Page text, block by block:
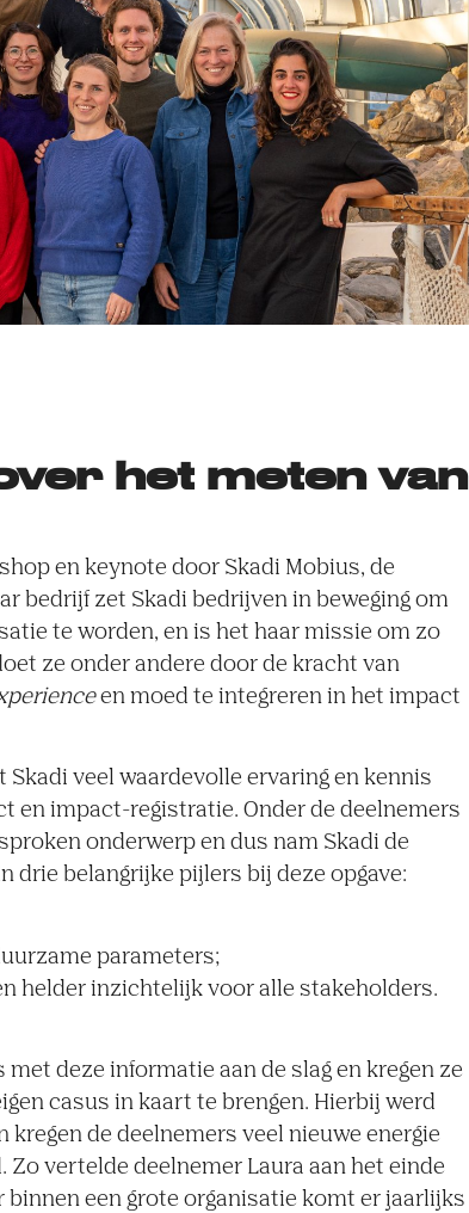
het meten van
en keynote door Skadi Mobius, de
bedrijf zet Skadi bedrijven in beweging om
te worden, en is het haar missie om zo
ze onder andere door de kracht van
en moed te integreren in het impact
veel waardevolle ervaring en kennis
en impact-registratie. Onder de deelnemers
onderwerp en dus nam Skadi de
drie belangrijke pijlers bij deze opgave:
parameters;
helder inzichtelijk voor alle stakeholders.
deze informatie aan de slag en kregen ze
casus in kaart te brengen. Hierbij werd
kregen de deelnemers veel nieuwe energie
vertelde deelnemer Laura aan het einde
binnen een grote organisatie komt er jaarlijks